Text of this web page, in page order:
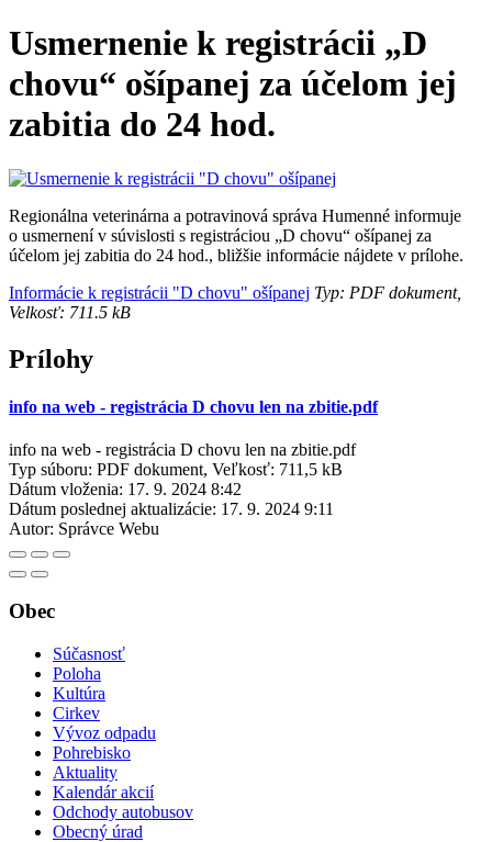
Usmernenie k registrácii „D
chovu“ ošípanej za účelom jej
zabitia do 24 hod.
Regionálna veterinárna a potravinová správa Humenné informuje
o usmernení v súvislosti s registráciou „D chovu“ ošípanej za
účelom jej zabitia do 24 hod., bližšie informácie nájdete v prílohe.
Informácie k registrácii "D chovu" ošípanej Typ: PDF dokument,
Velkosť: 711.5 kB
Prílohy
info na web - registrácia D chovu len na zbitie.pdf
info na web - registrácia D chovu len na zbitie.pdf
Typ súboru: PDF dokument, Veľkosť: 711,5 kB
Dátum vloženia: 17. 9. 2024 8:42
Dátum poslednej aktualizácie: 17. 9. 2024 9:11
Autor: Správce Webu
Obec
Súčasnosť
Poloha
Kultúra
Cirkev
Vývoz odpadu
Pohrebisko
Aktuality
Kalendár akcií
Odchody autobusov
Obecný úrad